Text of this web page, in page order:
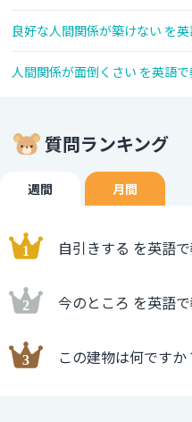
良好な人間関係が築けない を
人間関係が面倒くさい を英語で
質問ランキング
週間 月間
自引きする を英語
今のところ を英語
この建物は何です